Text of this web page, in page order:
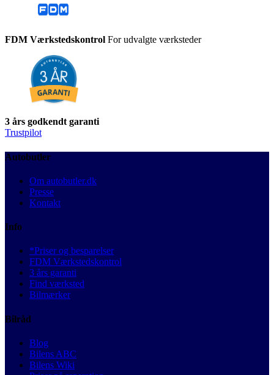
FDM Værkstedskontrol For udvalgte værksteder
3 års godkendt garanti
Trustpilot
Autobutler
Om autobutler.dk
Presse
Kontakt
Info
*Priser og besparelser
FDM Værkstedskontrol
3 års garanti
Find værksted
Bilmærker
Bilråd
Blog
Bilens ABC
Bilens Wiki